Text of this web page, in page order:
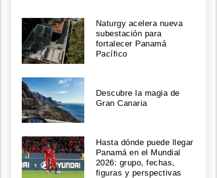
Naturgy acelera nueva
subestación para
fortalecer Panamá
Pacífico
Descubre la magia de
Gran Canaria
Hasta dónde puede llegar
Panamá en el Mundial
2026: grupo, fechas,
figuras y perspectivas